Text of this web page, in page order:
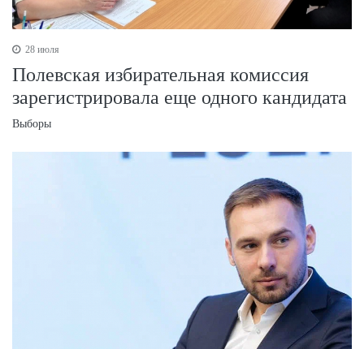
28 июля
Полевская избирательная комиссия
зарегистрировала еще одного кандидата
Выборы